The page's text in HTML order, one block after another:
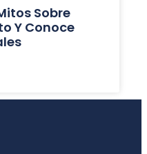
Sobre
Y Conoce